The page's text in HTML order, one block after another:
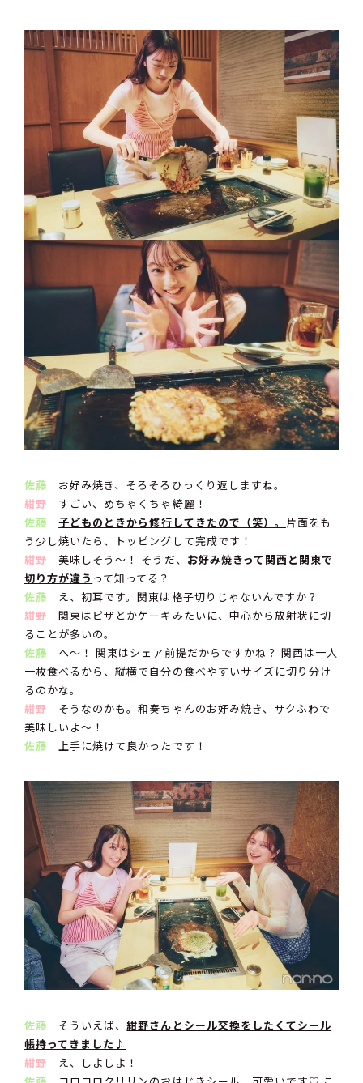
佐藤 お好み焼き、そろそろひっくり返しますね。
紺野 すごい、めちゃくちゃ綺麗！
佐藤
子どものときから修行してきたので（笑）。
片面をも
う少し焼いたら、トッピングして完成です！
紺野 美味しそう〜！ そうだ、 お好み焼きって関西と関東で
切り方が違う って知ってる？
佐藤 え、初耳です。関東は格子切りじゃないんですか？
紺野 関東はピザとかケーキみたいに、中心から放射状に切
ることが多いの。
佐藤 へ〜！ 関東はシェア前提だからですかね？ 関西は一人
一枚食べるから、縦横で自分の食べやすいサイズに切り分け
るのかな。
紺野 そうなのかも。和奏ちゃんのお好み焼き、サクふわで
美味しいよ〜！
佐藤 上手に焼けて良かったです！
佐藤 そういえば、紺野さんとシール交換をしたくてシール
帳持ってきました♪
紺野 え、しよしよ！